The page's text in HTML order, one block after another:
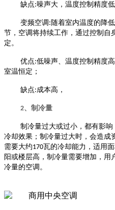
缺点:噪声大，温度控制精度
变频空调 : 随着室内温度的降
节，空调将持续工作，通过控制自
定。
优点:低噪声、温度控制精度
室温恒定；
缺点:成本高，
2、制冷量
制冷量过大或过小，都有影
冷却效果；制冷量过大时，会造成
需要大约170瓦的冷却能力，适用
阳或楼层高，制冷量需要增加，用
冷量的空调。